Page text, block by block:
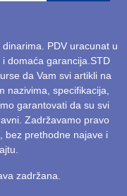
PDV uracunat u
domaća garancija.STD
da Vam svi artikli na
nazivima, specifikacija,
garantovati da su svi
Zadržavamo pravo
bez prethodne najave i
zadržana.